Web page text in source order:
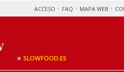
ACCESO FAQ MAPA WEB
» SLOWFOOD.ES